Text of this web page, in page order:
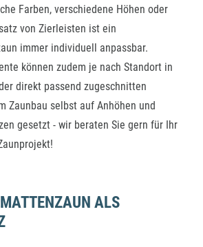
Farben, verschiedene Höhen oder
von Zierleisten ist ein
immer individuell anpassbar.
können zudem je nach Standort in
direkt passend zugeschnitten
Zaunbau selbst auf Anhöhen und
gesetzt - wir beraten Sie gern für Ihr
ALS